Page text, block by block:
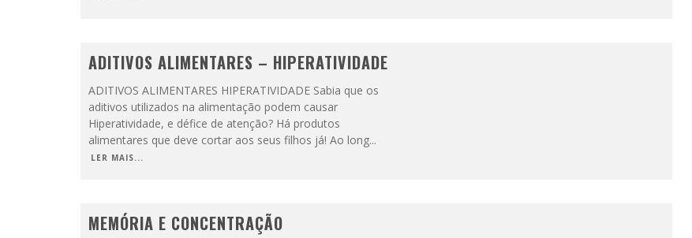
ADITIVOS ALIMENTARES – HIPERATIVIDADE
ADITIVOS ALIMENTARES HIPERATIVIDADE Sabia que os
aditivos utilizados na alimentação podem causar
Hiperatividade, e défice de atenção? Há produtos
alimentares que deve cortar aos seus filhos já! Ao long...
LER MAIS...
MEMÓRIA E CONCENTRAÇÃO